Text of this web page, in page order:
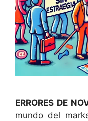
ERRORES DE
mundo del